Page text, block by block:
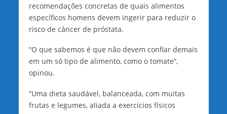
recomendações concretas de quais alimentos
específicos homens devem ingerir para reduzir o
risco de câncer de próstata.
“O que sabemos é que não devem confiar demais
em um só tipo de alimento, como o tomate”,
opinou.
“Uma dieta saudável, balanceada, com muitas
frutas e legumes, aliada a exercícios físicos